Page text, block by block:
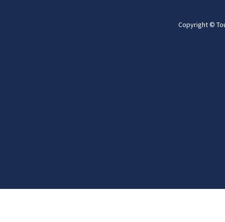
Copyright ©